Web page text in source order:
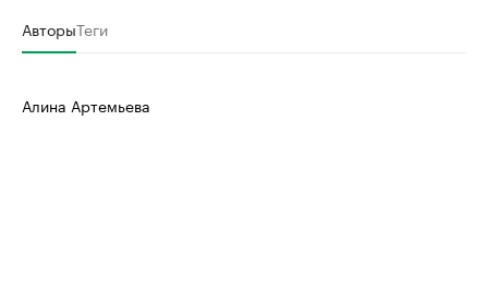
АвторыТеги
Алина Артемьева